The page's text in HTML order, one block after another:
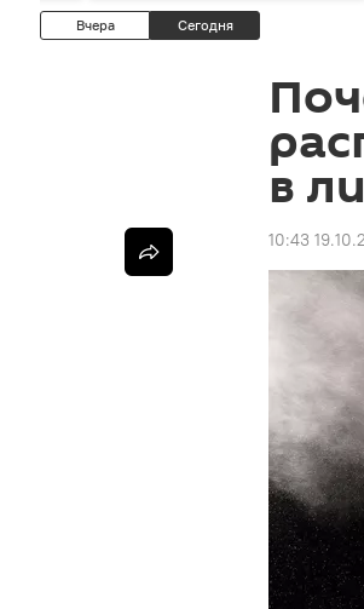
Вчера Сегодня
в
10:43